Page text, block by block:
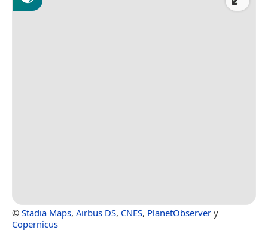
© Stadia Maps, Airbus DS, CNES, PlanetObserver y
Copernicus